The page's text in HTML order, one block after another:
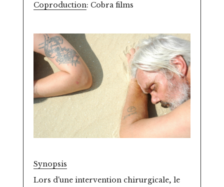
Coproduction: Cobra films
Synopsis
Lors d'une intervention chirurgicale, le